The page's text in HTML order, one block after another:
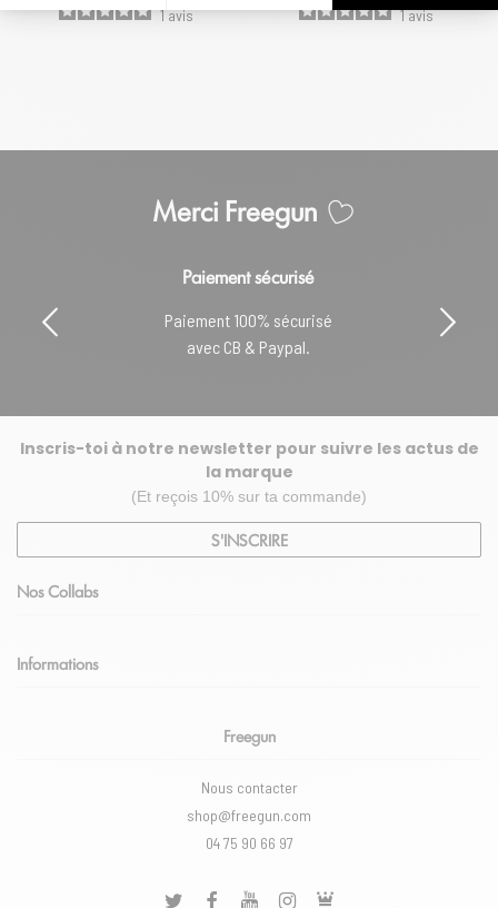
1avis 1avis
Merci Freegun
Paiement sécurisé
Paiement 100% sécurisé
avec CB & Paypal.
Inscris-toi à notre newsletter pour suivre les actus de
la marque
(Et reçois 10% sur ta commande)
S'INSCRIRE
Nos Collabs
Informations
Freegun
Nous contacter
shop@freegun.com
04 75 90 66 97